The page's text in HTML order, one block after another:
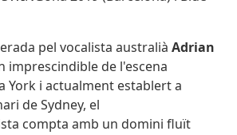
pel vocalista australià Adrian
imprescindible de l'escena
York i actualment establert a
de Sydney, el
compta amb un domini fluït